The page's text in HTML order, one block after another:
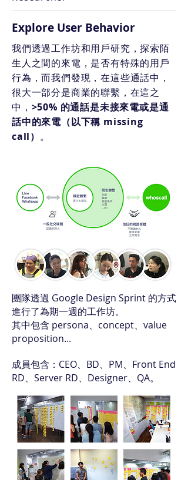
Explore User Behavior
我們透過工作坊和用戶研究，探索陌
生人之間的來電，是否有特殊的用戶
行為，而我們發現，在這些通話中，
很大一部分是商業的聯繫，在這之
中， >50% 的通話是未接來電或是通
話中的來電（以下稱 missing
call） 。
​團隊透過 Google Design Sprint 的方式
進行了為期一週的工作坊。
其中包含 persona、concept、value
proposition...
​成員包含：CEO、BD、PM、Front End
RD、Server RD、Designer、QA。